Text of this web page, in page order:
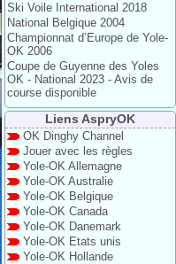
Ski Voile International 2018
National Belgique 2004
Championnat d’Europe de Yole-
OK 2006
Coupe de Guyenne des Yoles
OK - National 2023 - Avis de
course disponible
Liens AspryOK
OK Dinghy Channel
Jouer avec les règles
Yole-OK Allemagne
Yole-OK Australie
Yole-OK Belgique
Yole-OK Canada
Yole-OK Danemark
Yole-OK Etats unis
Yole-OK Hollande